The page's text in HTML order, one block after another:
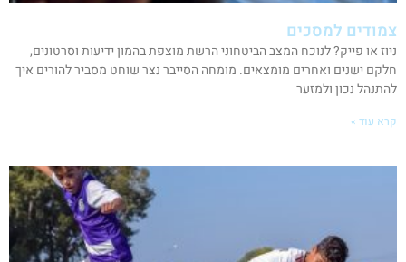
צמודים למסכים
ניוז או פייק? לנוכח המצב הביטחוני הרשת מוצפת בהמון ידיעות וסרטונים,
חלקם ישנים ואחרים מומצאים. מומחה הסייבר נצר שוחט מסביר להורים איך
להתנהל נכון ולמזער
קרא עוד »